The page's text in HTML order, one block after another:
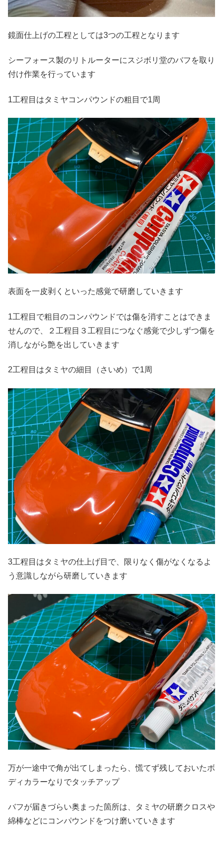
鏡面仕上げの工程としては3つの工程となります
シーフォース製のリトルーターにスジボリ堂のバフを取り
付け作業を行っています
1工程目はタミヤコンパウンドの粗目で1周
表面を一皮剥くといった感覚で研磨していきます
1工程目で粗目のコンパウンドでは傷を消すことはできま
せんので、２工程目３工程目につなぐ感覚で少しずつ傷を
消しながら艶を出していきます
2工程目はタミヤの細目（さいめ）で1周
3工程目はタミヤの仕上げ目で、限りなく傷がなくなるよ
う意識しながら研磨していきます
万が一途中で角が出てしまったら、慌てず残しておいたボ
ディカラーなりでタッチアップ
バフが届きづらい奥まった箇所は、タミヤの研磨クロスや
綿棒などにコンパウンドをつけ磨いていきます